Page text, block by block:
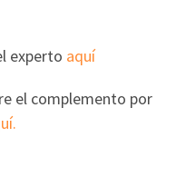
experto aquí
el complemento por